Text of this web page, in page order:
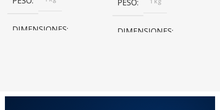
DIMENSIONES
PESO
DIMENSIONES